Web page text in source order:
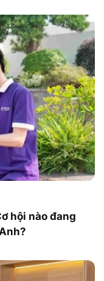
hội nào đang